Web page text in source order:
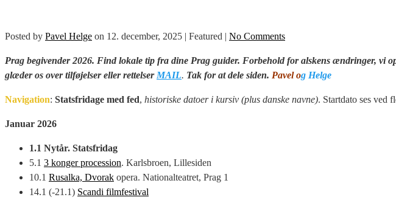
Posted by Pavel Helge on 12. december, 2025 | Featured | No Comments
Prag begivender 2026. Find lokale tip fra dine Prag guider. Forbehold for alskens ændringer, vi
glæder os overtilføjelser eller rettelser MAIL. Tak for at dele siden. Pavel og Helge
Navigation: Statsfridage med fed, historiske datoer i kursiv (plus danske navne). Startdato ses ved
Januar 2026
1.1 Nytår. Statsfridag
5.1 3 konger procession. Karlsbroen, Lillesiden
10.1 Rusalka, Dvorak opera. Nationalteatret, Prag 1
14.1 (-21.1) Scandi filmfestival